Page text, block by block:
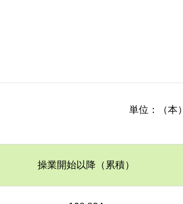
単位：（本）
操業開始以降（累積）